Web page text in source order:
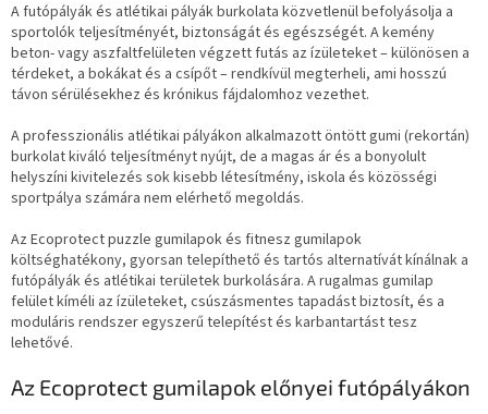
A futópályák és atlétikai pályák burkolata közvetlenül befolyásolja a
sportolók teljesítményét, biztonságát és egészségét. A kemény
beton- vagy aszfaltfelületen végzett futás az ízületeket – különösen a
térdeket, a bokákat és a csípőt – rendkívül megterheli, ami hosszú
távon sérülésekhez és krónikus fájdalomhoz vezethet.
A professzionális atlétikai pályákon alkalmazott öntött gumi (rekortán)
burkolat kiváló teljesítményt nyújt, de a magas ár és a bonyolult
helyszíni kivitelezés sok kisebb létesítmény, iskola és közösségi
sportpálya számára nem elérhető megoldás.
Az Ecoprotect puzzle gumilapok és fitnesz gumilapok
költséghatékony, gyorsan telepíthető és tartós alternatívát kínálnak a
futópályák és atlétikai területek burkolására. A rugalmas gumilap
felület kíméli az ízületeket, csúszásmentes tapadást biztosít, és a
moduláris rendszer egyszerű telepítést és karbantartást tesz
lehetővé.
Az Ecoprotect gumilapok előnyei futópályákon